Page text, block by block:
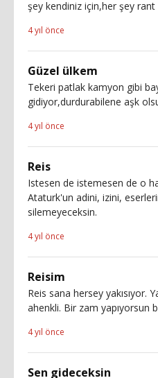
şey kendiniz için,her şey rant
4 yıl önce
Güzel ülkem
Tekeri patlak kamyon gibi
gidiyor,durdurabilene aşk
4 yıl önce
Reis
Istesen de istemesen de o
Ataturk'un adini, izini,
silemeyeceksin.
4 yıl önce
Reisim
Reis sana hersey yakısıyor.
ahenkli. Bir zam yapıyorsun
4 yıl önce
Sen gideceksin